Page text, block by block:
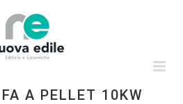
A PELLET 10KW